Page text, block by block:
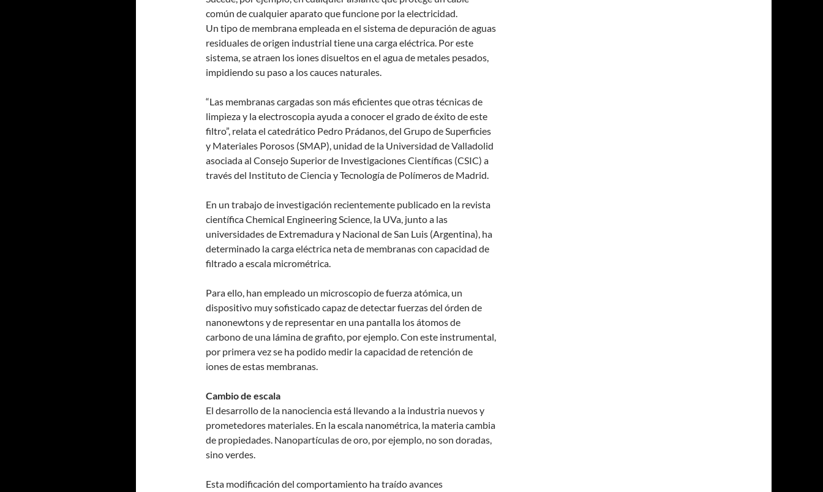
común de cualquier aparato que funcione por la electricidad.
Un tipo de membrana empleada en el sistema de depuración de aguas
residuales de origen industrial tiene una carga eléctrica. Por este
sistema, se atraen los iones disueltos en el agua de metales pesados,
impidiendo su paso a los cauces naturales.
“Las membranas cargadas son más eficientes que otras técnicas de
limpieza y la electroscopia ayuda a conocer el grado de éxito de este
filtro”, relata el catedrático Pedro Prádanos, del Grupo de Superficies
y Materiales Porosos (SMAP), unidad de la Universidad de Valladolid
asociada al Consejo Superior de Investigaciones Científicas (CSIC) a
través del Instituto de Ciencia y Tecnología de Polímeros de Madrid.
En un trabajo de investigación recientemente publicado en la revista
científica Chemical Engineering Science, la UVa, junto a las
universidades de Extremadura y Nacional de San Luis (Argentina), ha
determinado la carga eléctrica neta de membranas con capacidad de
filtrado a escala micrométrica.
Para ello, han empleado un microscopio de fuerza atómica, un
dispositivo muy sofisticado capaz de detectar fuerzas del órden de
nanonewtons y de representar en una pantalla los átomos de
carbono de una lámina de grafito, por ejemplo. Con este instrumental,
por primera vez se ha podido medir la capacidad de retención de
iones de estas membranas.
Cambio de escala
El desarrollo de la nanociencia está llevando a la industria nuevos y
prometedores materiales. En la escala nanométrica, la materia cambia
de propiedades. Nanopartículas de oro, por ejemplo, no son doradas,
sino verdes.
Esta modificación del comportamiento ha traído avances